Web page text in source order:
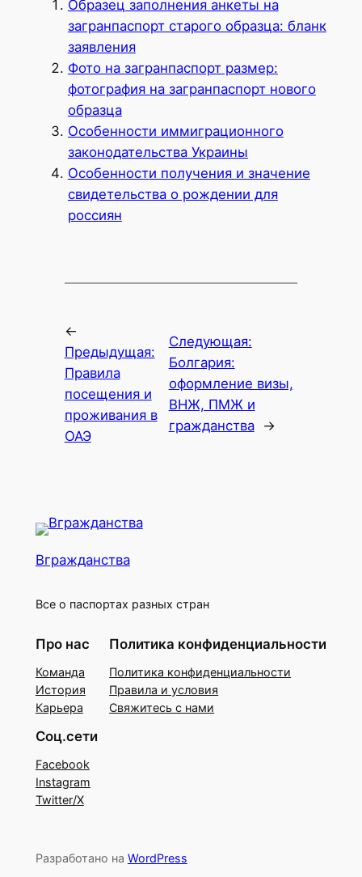
Образец заполнения анкеты на
загранпаспорт старого образца: бланк
заявления
Фото на загранпаспорт размер:
фотография на загранпаспорт нового
образца
Особенности иммиграционного
законодательства Украины
Особенности получения и значение
свидетельства о рождении для
россиян
←
Предыдущая:
Правила
посещения и
проживания в
ОАЭ
Следующая:
Болгария:
оформление визы,
ВНЖ, ПМЖ и
гражданства
→
Вгражданства
Все о паспортах разных стран
Про нас
Команда
История
Карьера
Политика конфиденциальности
Политика конфиденциальности
Правила и условия
Свяжитесь с нами
Соц.сети
Facebook
Instagram
Twitter/X
Разработано на WordPress